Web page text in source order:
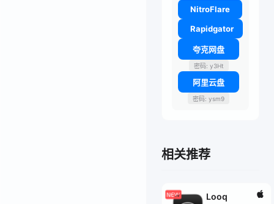
NitroFlare
Rapidgator
夸克网盘
密码: y3Ht
阿里云盘
密码: ysm9
相关推荐
Looq